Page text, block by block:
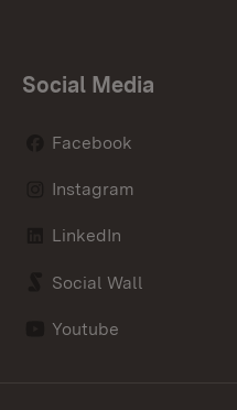
Social Media
Facebook
Instagram
LinkedIn
Social Wall
Youtube